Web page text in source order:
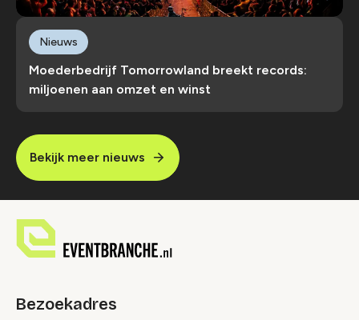
Moederbedrijf Tomorrowland breekt records:
miljoenen aan omzet en winst
Nieuws
Bekijk meer nieuws
Bezoekadres